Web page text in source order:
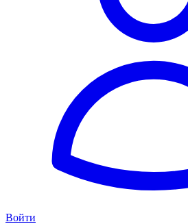
Войти